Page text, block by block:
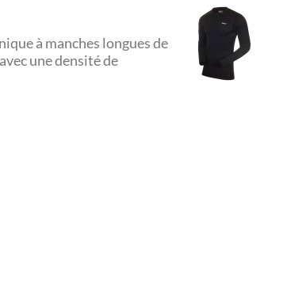
à manches longues de
une densité de